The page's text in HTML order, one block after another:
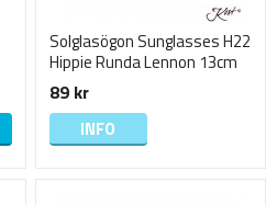
Solglasögon Sunglasses H22
Hippie Runda Lennon 13cm
Välj
89 kr
INFO